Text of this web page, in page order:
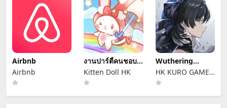
Airbnb
Airbnb
งานปาร์ตี้คนชอบ
แมวสุดน่ารัก
Kitten Doll HK
Wuthering
Waves
HK KURO GAMES
LIMITED